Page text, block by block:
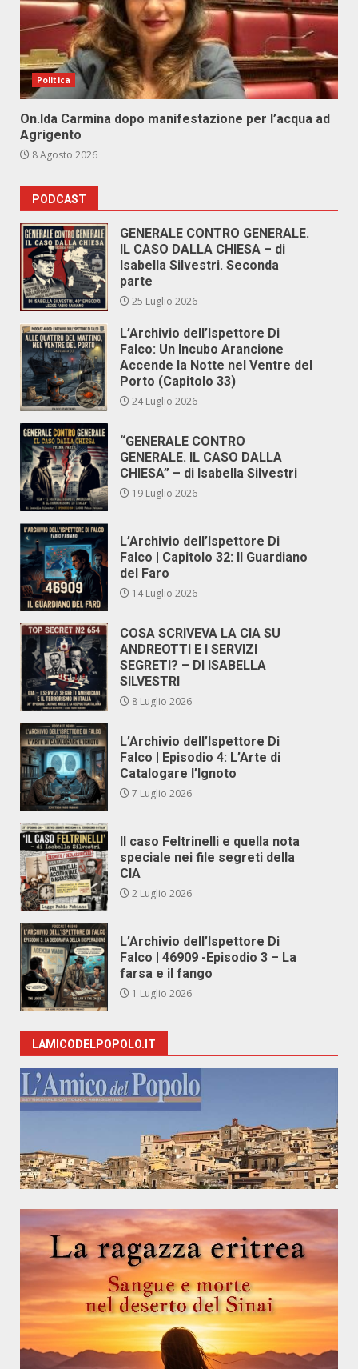
Politica
On.Ida Carmina dopo manifestazione per l’acqua ad
Agrigento
8 Agosto 2026
PODCAST
GENERALE CONTRO GENERALE.
IL CASO DALLA CHIESA – di
Isabella Silvestri. Seconda
parte
25 Luglio 2026
L’Archivio dell’Ispettore Di
Falco: Un Incubo Arancione
Accende la Notte nel Ventre del
Porto (Capitolo 33)
24 Luglio 2026
“GENERALE CONTRO
GENERALE. IL CASO DALLA
CHIESA” – di Isabella Silvestri
19 Luglio 2026
L’Archivio dell’Ispettore Di
Falco | Capitolo 32: Il Guardiano
del Faro
14 Luglio 2026
COSA SCRIVEVA LA CIA SU
ANDREOTTI E I SERVIZI
SEGRETI? – DI ISABELLA
SILVESTRI
8 Luglio 2026
L’Archivio dell’Ispettore Di
Falco | Episodio 4: L’Arte di
Catalogare l’Ignoto
7 Luglio 2026
Il caso Feltrinelli e quella nota
speciale nei file segreti della
CIA
2 Luglio 2026
L’Archivio dell’Ispettore Di
Falco | 46909 -Episodio 3 – La
farsa e il fango
1 Luglio 2026
LAMICODELPOPOLO.IT